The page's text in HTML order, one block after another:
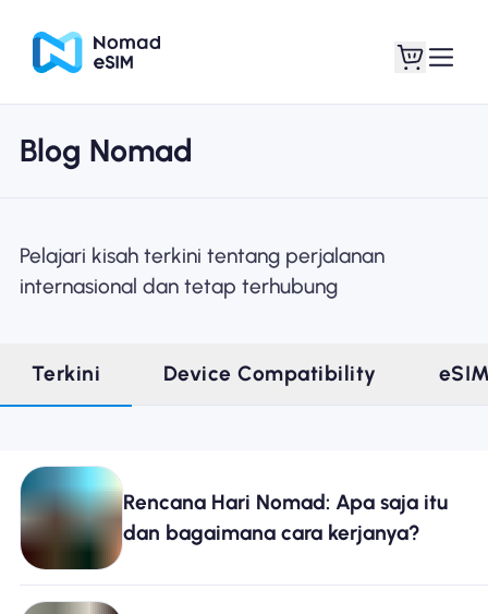
Masuk daftar
Paket Toko
Tentang eSIM
Mengapa Nomad eSIM
Menggunakan eSIM
Blog Nomad
Pelajari kisah terkini tentang perjalanan
internasional dan tetap terhubung
Terkini Device Compatibility
Rencana Hari Nomad: Apa saja itu
dan bagaimana cara kerjanya?